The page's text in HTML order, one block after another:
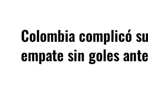
Colombia complicó
empate sin goles